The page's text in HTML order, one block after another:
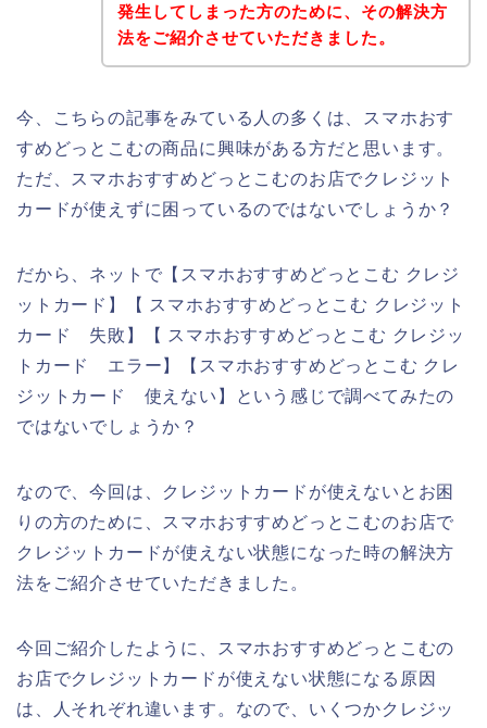
発生してしまった方のために、その解決方
法をご紹介させていただきました。
今、こちらの記事をみている人の多くは、スマホおす
すめどっとこむの商品に興味がある方だと思います。
ただ、スマホおすすめどっとこむのお店でクレジット
カードが使えずに困っているのではないでしょうか？
だから、ネットで【スマホおすすめどっとこむ クレジ
ットカード】【 スマホおすすめどっとこむ クレジット
カード 失敗】【 スマホおすすめどっとこむ クレジッ
トカード エラー】【スマホおすすめどっとこむ クレ
ジットカード 使えない】という感じで調べてみたの
ではないでしょうか？
なので、今回は、クレジットカードが使えないとお困
りの方のために、スマホおすすめどっとこむのお店で
クレジットカードが使えない状態になった時の解決方
法をご紹介させていただきました。
今回ご紹介したように、スマホおすすめどっとこむの
お店でクレジットカードが使えない状態になる原因
は、人それぞれ違います。なので、いくつかクレジッ